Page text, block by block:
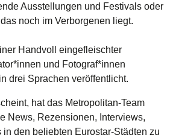
Ausstellungen und Festivals oder
noch im Verborgenen liegt.
Handvoll eingefleischter
und Fotograf*innen
drei Sprachen veröffentlicht.
hat das Metropolitan-Team
News, Rezensionen, Interviews,
in den beliebten Eurostar-Städten zu